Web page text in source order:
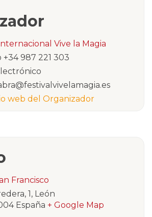
Vive la Magia
+34 987 221 303
web del Organizador
Francisco
1, León
España + Google Map